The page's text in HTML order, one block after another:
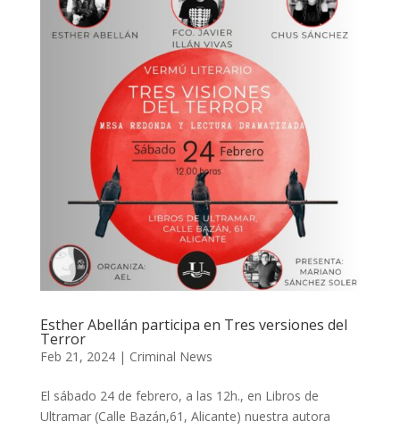
Esther Abellán participa en Tres versiones del
Terror
Feb 21, 2024| Criminal News
El sábado 24 de febrero, a las 12h., en Libros de
Ultramar (Calle Bazán,61, Alicante) nuestra autora